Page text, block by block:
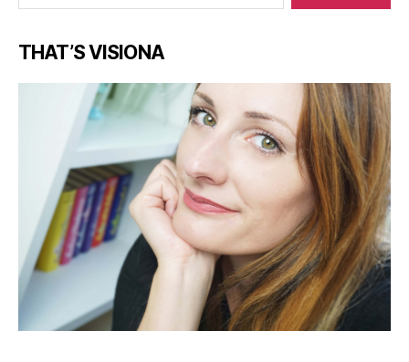
THAT’S VISIONA